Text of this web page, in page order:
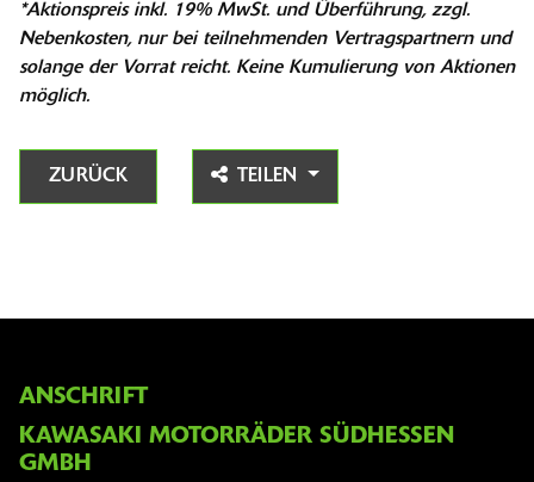
*Aktionspreis inkl. 19% MwSt. und Überführung, zzgl.
Nebenkosten, nur bei teilnehmenden Vertragspartnern und
solange der Vorrat reicht. Keine Kumulierung von Aktionen
möglich.
ZURÜCK TEILEN
ANSCHRIFT
KAWASAKI MOTORRÄDER SÜDHESSEN
GMBH